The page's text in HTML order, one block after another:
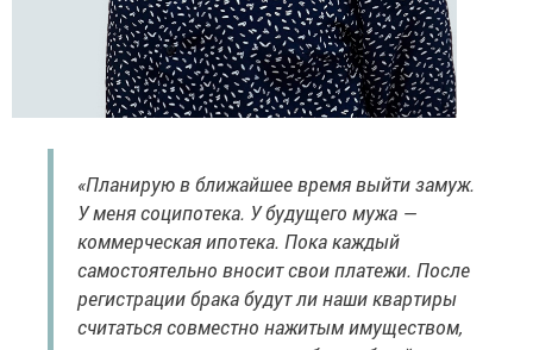
«Планирую в ближайшее время выйти замуж.
У меня соципотека. У будущего мужа —
коммерческая ипотека. Пока каждый
самостоятельно вносит свои платежи. После
регистрации брака будут ли наши квартиры
считаться совместно нажитым имуществом,